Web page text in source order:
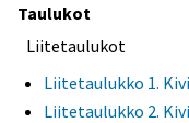
Taulukot
Liitetaulukot
Liitetaulukko 1.
Liitetaulukko 2.